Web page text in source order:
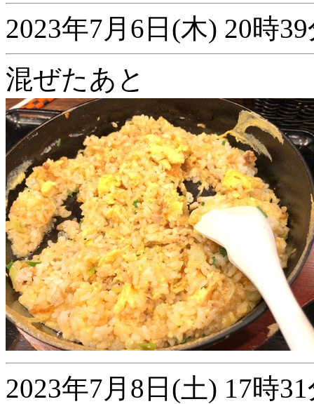
2023年7月6日(木) 20時
混ぜたあと
2023年7月8日(土) 17時